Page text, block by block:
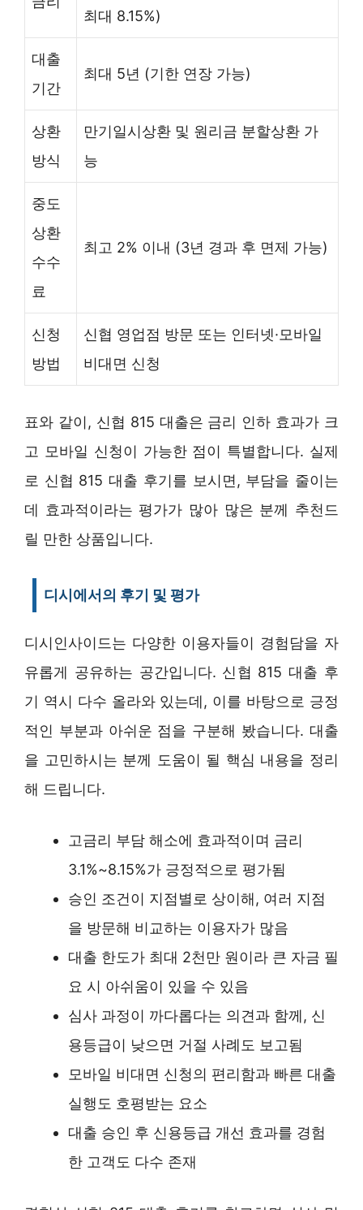
최대 8.15%)
대출
기간
최대 5년 (기한 연장 가능)
상환
방식
만기일시상환 및 원리금 분할상환 가
능
중도
상환
수수
료
최고 2% 이내 (3년 경과 후 면제 가능)
신청
방법
신협 영업점 방문 또는 인터넷·모바일
비대면 신청
표와 같이, 신협 815 대출은 금리 인하 효과가 크
고 모바일 신청이 가능한 점이 특별합니다. 실제
로 신협 815 대출 후기를 보시면, 부담을 줄이는
데 효과적이라는 평가가 많아 많은 분께 추천드
릴 만한 상품입니다.
디시에서의 후기 및 평가
디시인사이드는 다양한 이용자들이 경험담을 자
유롭게 공유하는 공간입니다. 신협 815 대출 후
기 역시 다수 올라와 있는데, 이를 바탕으로 긍정
적인 부분과 아쉬운 점을 구분해 봤습니다. 대출
을 고민하시는 분께 도움이 될 핵심 내용을 정리
해 드립니다.
고금리 부담 해소에 효과적이며 금리
3.1%~8.15%가 긍정적으로 평가됨
승인 조건이 지점별로 상이해, 여러 지점
을 방문해 비교하는 이용자가 많음
대출 한도가 최대 2천만 원이라 큰 자금 필
요 시 아쉬움이 있을 수 있음
심사 과정이 까다롭다는 의견과 함께, 신
용등급이 낮으면 거절 사례도 보고됨
모바일 비대면 신청의 편리함과 빠른 대출
실행도 호평받는 요소
대출 승인 후 신용등급 개선 효과를 경험
한 고객도 다수 존재